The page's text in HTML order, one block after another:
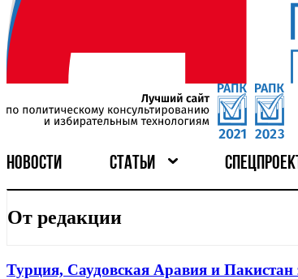
НОВОСТИ СТАТЬИ
От редакции
Турция, Саудовская Аравия и